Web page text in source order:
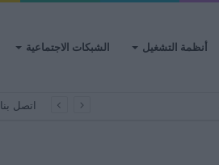
أنظمة التشغيل الشبكات الاجتماعية
اتصل بنا